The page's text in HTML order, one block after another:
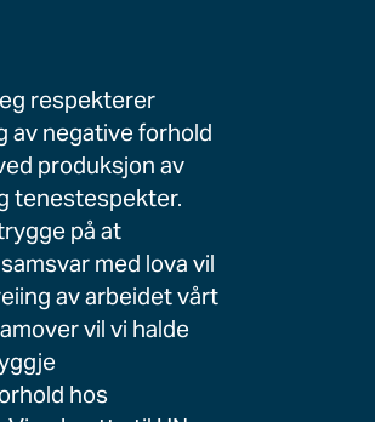
respekterer
negative forhold
produksjon av
tenestespekter.
på at
med lova vil
av arbeidet vårt
vil vi halde
hos